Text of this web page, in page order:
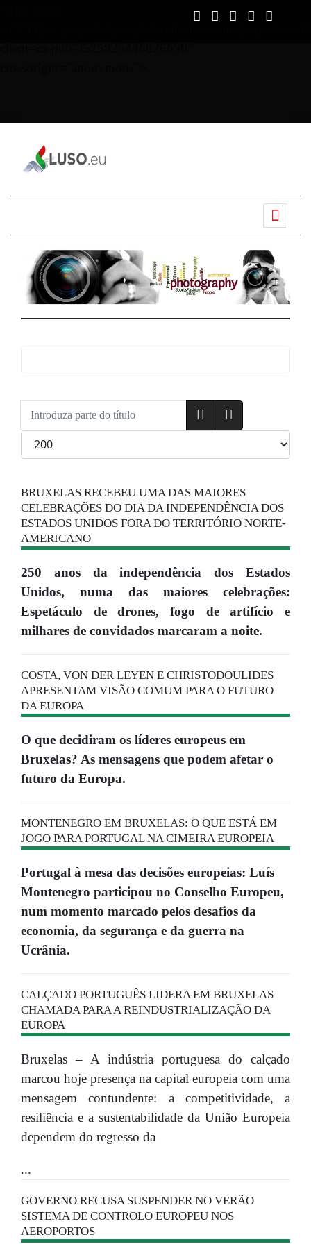
Introduza parte do título
Qtd. a exibir
BRUXELAS RECEBEU UMA DAS MAIORES
CELEBRAÇÕES DO DIA DA INDEPENDÊNCIA DOS
ESTADOS UNIDOS FORA DO TERRITÓRIO NORTE-
AMERICANO
250 anos da independência dos Estados
Unidos, numa das maiores celebrações:
Espetáculo de drones, fogo de artifício e
milhares de convidados marcaram a noite.
COSTA, VON DER LEYEN E CHRISTODOULIDES
APRESENTAM VISÃO COMUM PARA O FUTURO
DA EUROPA
O que decidiram os líderes europeus em
Bruxelas? As mensagens que podem afetar o
futuro da Europa.
MONTENEGRO EM BRUXELAS: O QUE ESTÁ EM
JOGO PARA PORTUGAL NA CIMEIRA EUROPEIA
Portugal à mesa das decisões europeias: Luís
Montenegro participou no Conselho Europeu,
num momento marcado pelos desafios da
economia, da segurança e da guerra na
Ucrânia.
CALÇADO PORTUGUÊS LIDERA EM BRUXELAS
CHAMADA PARA A REINDUSTRIALIZAÇÃO DA
EUROPA
Bruxelas – A indústria portuguesa do calçado
marcou hoje presença na capital europeia com uma
mensagem contundente: a competitividade, a
resiliência e a sustentabilidade da União Europeia
dependem do regresso da
...
GOVERNO RECUSA SUSPENDER NO VERÃO
SISTEMA DE CONTROLO EUROPEU NOS
AEROPORTOS